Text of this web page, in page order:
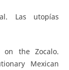
Las utopías
on the Zocalo.
Mexican